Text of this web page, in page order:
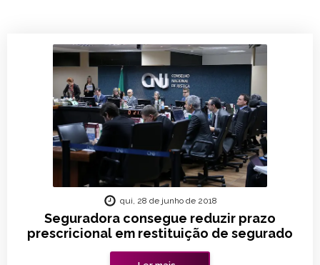
Seguradora consegue reduzir prazo
prescricional em restituição de segurado
qui, 28 de junho de 2018